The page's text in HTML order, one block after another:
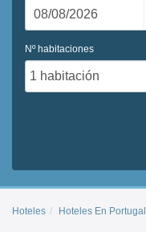
Nº habitaciones
Hoteles Hoteles En Portugal